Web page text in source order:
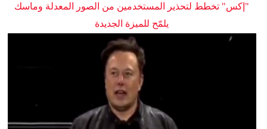
"إكس" تخطط لتحذير المستخدمين من الصور المعدلة وماسك
يلمّح للميزة الجديدة